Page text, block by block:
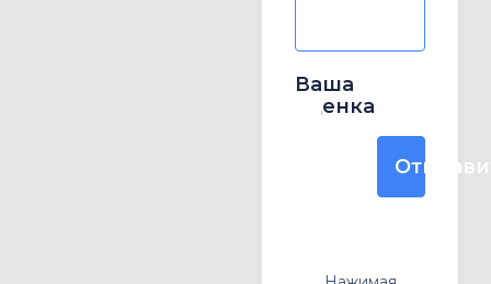
Ваша
оценка